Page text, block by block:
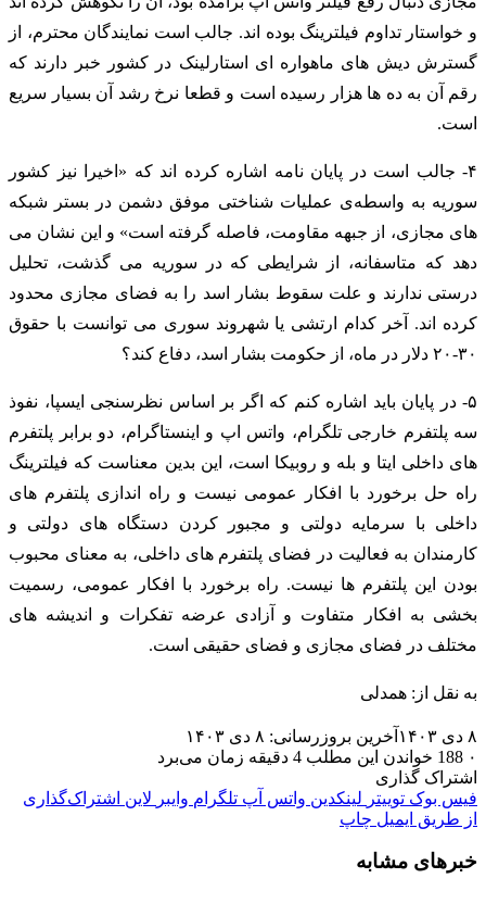
و خواستار تداوم فیلترینگ بوده اند. جالب است نمایندگان محترم، از
گسترش دیش های ماهواره ای استارلینک در کشور خبر دارند که
رقم آن به ده ها هزار رسیده است و قطعا نرخ رشد آن بسیار سریع
است.
۴- جالب است در پایان نامه اشاره کرده اند که «اخیرا نیز کشور
سوریه به واسطه‌ی عملیات شناختی موفق دشمن در بستر شبکه
های مجازی، از جبهه مقاومت، فاصله گرفته است» و این نشان می
دهد که متاسفانه، از شرایطی که در سوریه می گذشت، تحلیل
درستی ندارند و علت سقوط بشار اسد را به فضای مجازی محدود
کرده اند. آخر کدام ارتشی یا شهروند سوری می توانست با حقوق
۳۰-۲۰ دلار در ماه، از حکومت بشار اسد، دفاع کند؟
۵- در پایان باید اشاره کنم که اگر بر اساس نظرسنجی ایسپا، نفوذ
سه پلتفرم خارجی تلگرام، واتس اپ و اینستاگرام، دو برابر پلتفرم
های داخلی ایتا و بله و روبیکا است، این بدین معناست که فیلترینگ
راه حل برخورد با افکار عمومی نیست و راه اندازی پلتفرم های
داخلی با سرمایه دولتی و مجبور کردن دستگاه های دولتی و
کارمندان به فعالیت در فضای پلتفرم های داخلی، به معنای محبوب
بودن این پلتفرم ها نیست. راه برخورد با افکار عمومی، رسمیت
بخشی به افکار متفاوت و آزادی عرضه تفکرات و اندیشه های
مختلف در فضای مجازی و فضای حقیقی است.
به نقل از: همدلی
۸ دی ۱۴۰۳
آخرین بروزرسانی: ۸ دی ۱۴۰۳
۰
خواندن این مطلب 4 دقیقه زمان می‌برد
اشتراک گذاری
فیس بوک توییتر لینکدین واتس آپ تلگرام وایبر لاین اشتراک‌گذاری
از طریق ایمیل چاپ
خبرهای مشابه